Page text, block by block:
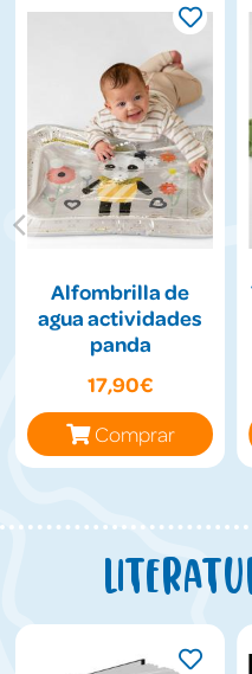
Alfombrilla de
agua actividades
panda
17,90€
Comprar